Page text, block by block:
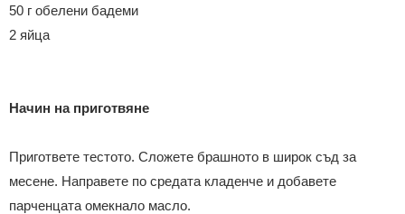
50 г обелени бадеми
2 яйца
Начин на приготвяне
Пригответе тестото. Сложете брашното в широк съд за
месене. Направете по средата кладенче и добавете
парченцата омекнало масло.